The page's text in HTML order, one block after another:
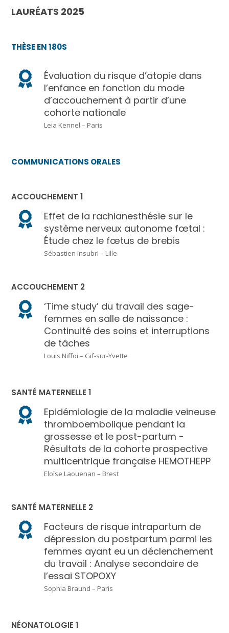
LAURÉATS 2025
THÈSE EN 180S
Évaluation du risque d’atopie dans
l’enfance en fonction du mode
d’accouchement à partir d’une
cohorte nationale
Leia Kennel – Paris
COMMUNICATIONS ORALES
ACCOUCHEMENT 1
Effet de la rachianesthésie sur le
système nerveux autonome fœtal :
Étude chez le fœtus de brebis
Sébastien Insubri – Lille
ACCOUCHEMENT 2
‘Time study’ du travail des sage-
femmes en salle de naissance :
Continuité des soins et interruptions
de tâches
Louis Niffoi – Gif-sur-Yvette
SANTÉ MATERNELLE 1
Epidémiologie de la maladie veineuse
thromboembolique pendant la
grossesse et le post-partum -
Résultats de la cohorte prospective
multicentrique française HEMOTHEPP
Eloïse Laouenan – Brest
SANTÉ MATERNELLE 2
Facteurs de risque intrapartum de
dépression du postpartum parmi les
femmes ayant eu un déclenchement
du travail : Analyse secondaire de
l’essai STOPOXY
Sophia Braund – Paris
NÉONATOLOGIE 1